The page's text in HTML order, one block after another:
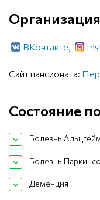
ВКонтакте,
Сайт пансионата:
Состояние
Болезнь
Болезнь
Деменция